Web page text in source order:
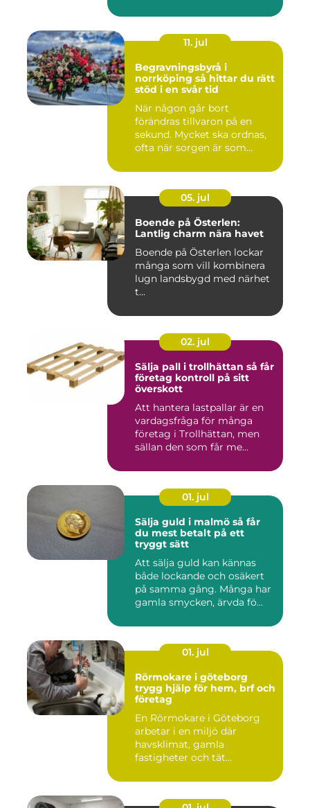
11. jul
Begravningsbyrå i
norrköping så hittar du rätt
stöd i en svår tid
När någon går bort
förändras tillvaron på en
sekund. Mycket ska ordnas,
ofta när sorgen är som
05. jul
Boende på Österlen:
Lantlig charm nära havet
Boende på Österlen lockar
många som vill kombinera
lugn landsbygd med närhet
t...
02. jul
Sälja pall i trollhättan så får
företag kontroll på sitt
överskott
Att hantera lastpallar är en
vardagsfråga för många
företag i Trollhättan, men
sällan den som får me...
01. jul
Sälja guld i malmö så får
du mest betalt på ett
tryggt sätt
Att sälja guld kan kännas
både lockande och osäkert
på samma gång. Många har
gamla smycken, ärvda fö...
01. jul
Rörmokare i göteborg
trygg hjälp för hem, brf och
företag
En Rörmokare i Göteborg
arbetar i en miljö där
havsklimat, gamla
fastigheter och tät